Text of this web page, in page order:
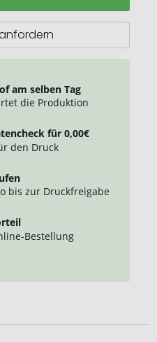
am selben Tag
die Produktion
für 0,00€
den Druck
bis zur Druckfreigabe
Bestellung